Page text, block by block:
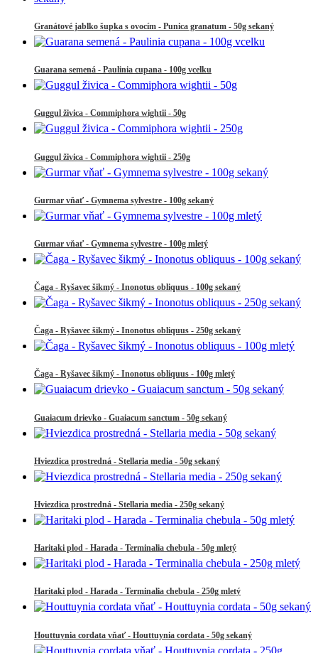
Granátové jablko šupka s ovocím - Punica granatum - 50g sekaný
Guarana semená - Paulinia cupana - 100g vcelku
Guggul živica - Commiphora wightii - 50g
Guggul živica - Commiphora wightii - 250g
Gurmar vňať - Gymnema sylvestre - 100g sekaný
Gurmar vňať - Gymnema sylvestre - 100g mletý
Čaga - Ryšavec šikmý - Inonotus obliquus - 100g sekaný
Čaga - Ryšavec šikmý - Inonotus obliquus - 250g sekaný
Čaga - Ryšavec šikmý - Inonotus obliquus - 100g mletý
Guaiacum drievko - Guaiacum sanctum - 50g sekaný
Hviezdica prostredná - Stellaria media - 50g sekaný
Hviezdica prostredná - Stellaria media - 250g sekaný
Haritaki plod - Harada - Terminalia chebula - 50g mletý
Haritaki plod - Harada - Terminalia chebula - 250g mletý
Houttuynia cordata vňať - Houttuynia cordata - 50g sekaný